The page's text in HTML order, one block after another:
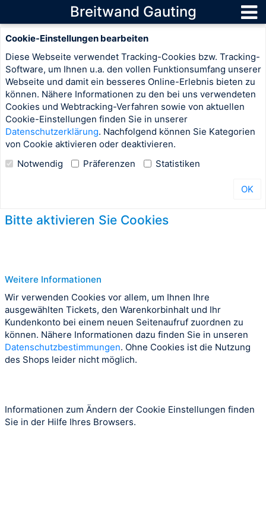
Breitwand Gauting
Cookie-Einstellungen bearbeiten
Diese Webseite verwendet Tracking-Cookies bzw. Tracking-
Software, um Ihnen u.a. den vollen Funktionsumfang unserer
Webseite und damit ein besseres Online-Erlebnis bieten zu
können. Nähere Informationen zu den bei uns verwendeten
Cookies und Webtracking-Verfahren sowie von aktuellen
Cookie-Einstellungen finden Sie in unserer
Datenschutzerklärung. Nachfolgend können Sie Kategorien
von Cookie aktivieren oder deaktivieren.
Notwendig
Präferenzen Statistiken
OK
Bitte aktivieren Sie Cookies
Weitere Informationen
Wir verwenden Cookies vor allem, um Ihnen Ihre
ausgewählten Tickets, den Warenkorbinhalt und Ihr
Kundenkonto bei einem neuen Seitenaufruf zuordnen zu
können. Nähere Informationen dazu finden Sie in unseren
Datenschutzbestimmungen. Ohne Cookies ist die Nutzung
des Shops leider nicht möglich.
Informationen zum Ändern der Cookie Einstellungen finden
Sie in der Hilfe Ihres Browsers.